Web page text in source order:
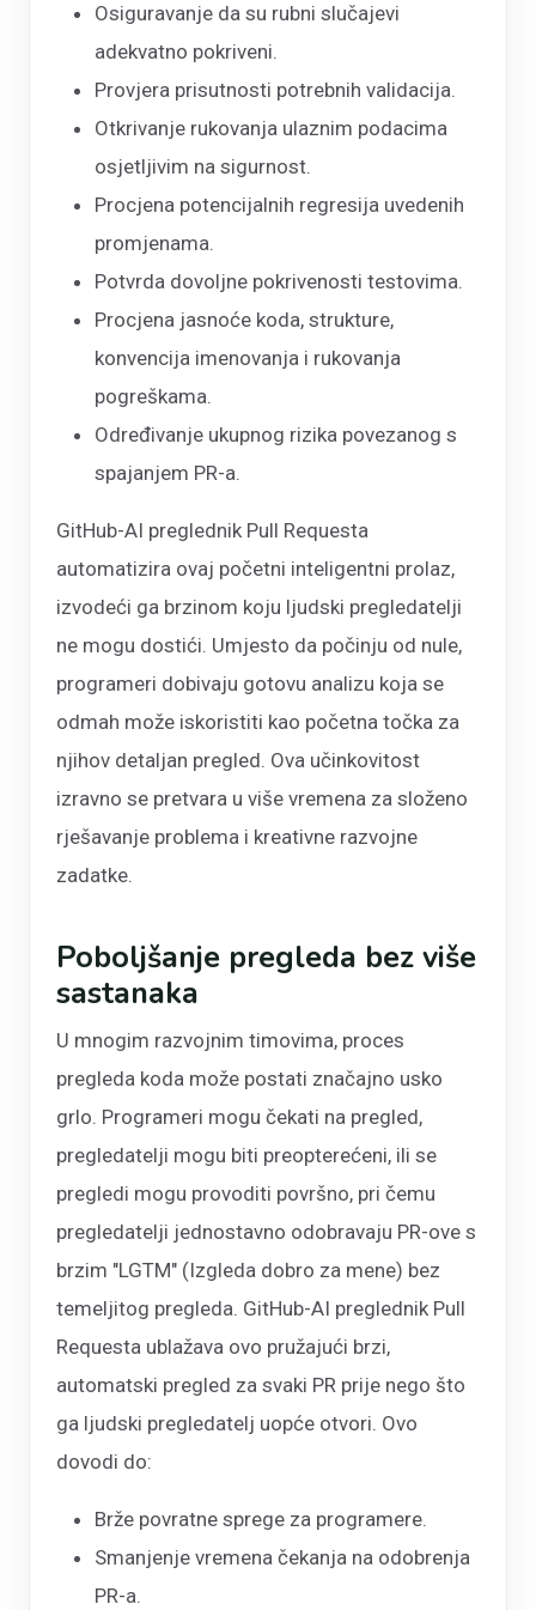
Osiguravanje da su rubni slučajevi
adekvatno pokriveni.
Provjera prisutnosti potrebnih validacija.
Otkrivanje rukovanja ulaznim podacima
osjetljivim na sigurnost.
Procjena potencijalnih regresija uvedenih
promjenama.
Potvrda dovoljne pokrivenosti testovima.
Procjena jasnoće koda, strukture,
konvencija imenovanja i rukovanja
pogreškama.
Određivanje ukupnog rizika povezanog s
spajanjem PR-a.
GitHub-AI preglednik Pull Requesta
automatizira ovaj početni inteligentni prolaz,
izvodeći ga brzinom koju ljudski pregledatelji
ne mogu dostići. Umjesto da počinju od nule,
programeri dobivaju gotovu analizu koja se
odmah može iskoristiti kao početna točka za
njihov detaljan pregled. Ova učinkovitost
izravno se pretvara u više vremena za složeno
rješavanje problema i kreativne razvojne
zadatke.
Poboljšanje pregleda bez više
sastanaka
U mnogim razvojnim timovima, proces
pregleda koda može postati značajno usko
grlo. Programeri mogu čekati na pregled,
pregledatelji mogu biti preopterećeni, ili se
pregledi mogu provoditi površno, pri čemu
pregledatelji jednostavno odobravaju PR-ove s
brzim "LGTM" (Izgleda dobro za mene) bez
temeljitog pregleda. GitHub-AI preglednik Pull
Requesta ublažava ovo pružajući brzi,
automatski pregled za svaki PR prije nego što
ga ljudski pregledatelj uopće otvori. Ovo
dovodi do:
Brže povratne sprege za programere.
Smanjenje vremena čekanja na odobrenja
PR-a.